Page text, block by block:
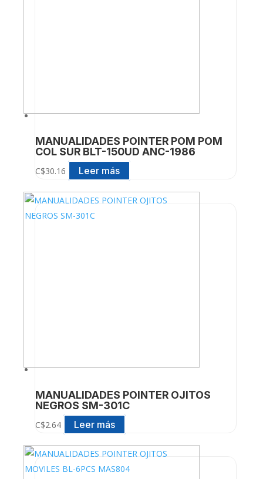
MANUALIDADES POINTER POM POM
COL SUR BLT-150UD ANC-1986
C$30.16 Leer más
MANUALIDADES POINTER OJITOS
NEGROS SM-301C
C$2.64 Leer más